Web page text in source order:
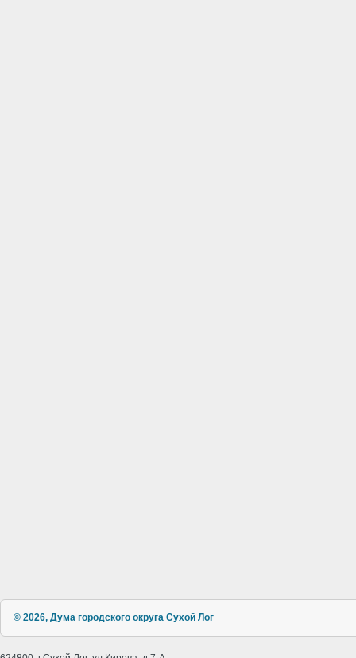
© 2026, Дума городского округа Сухой Лог